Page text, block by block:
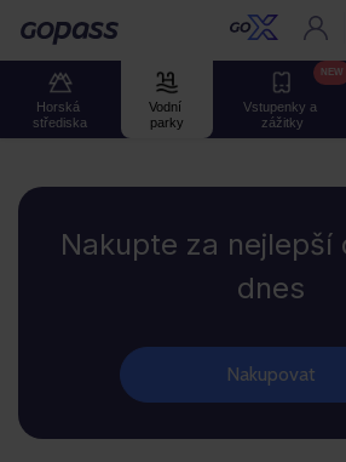
GOPASS
Horská
střediska
Vodní
parky
Vstupenky a
zážitky
NEW
Nakupte za nejlepší
dnes
Nakupovat